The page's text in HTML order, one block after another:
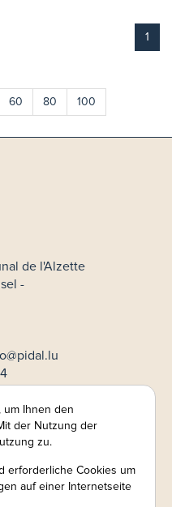
1
60 80 100
de l'Alzette
-
um Ihnen den
der Nutzung der
zu.
erforderliche Cookies um
auf einer Internetseite